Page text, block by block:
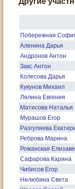
Побережная
Аленина Дарья
Андронов Антон
Закс Антон
Колесова Дарья
Кукунов Михаил
Лялина Евгения
Матисова Наталья
Мурашов Егор
Разгуляева
Реброва Марина
Рожанская
Сафарова Карина
Чибисов Егор
Нелюбина Света